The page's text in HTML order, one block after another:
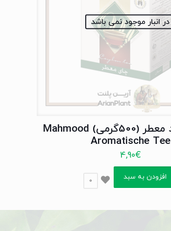
در انبار موجود نمی باشد
چای محمود معطر (500گرمی) Mahmood
Aromatische Tee
4,90€
افزودن به سبد 0